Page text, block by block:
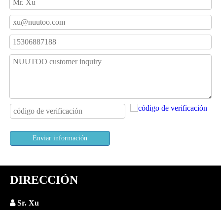
Enviar información
DIRECCIÓN
 Sr. Xu